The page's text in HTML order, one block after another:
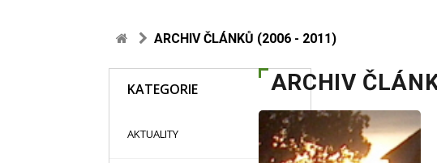
ARCHIV ČLÁNKŮ (2006 - 2011)
KATEGORIE
AKTUALITY 48
ARCHIV